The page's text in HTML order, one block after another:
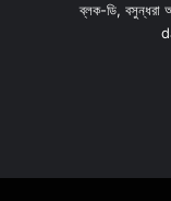
ব্লক-ডি,